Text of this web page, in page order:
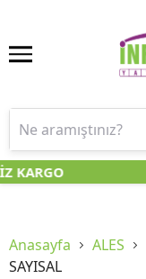
KARGO
Anasayfa ALES
SAYISAL